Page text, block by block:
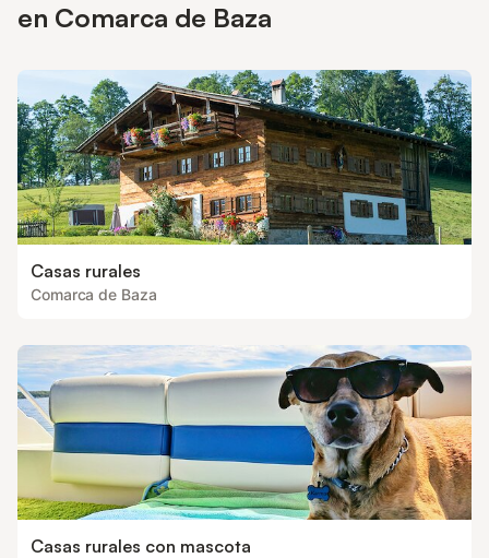
en Comarca de Baza
Casas rurales
Comarca de Baza
Casas rurales con mascota